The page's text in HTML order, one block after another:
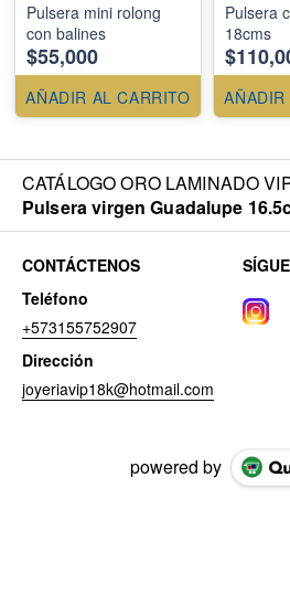
Pulsera mini rolong
con balines
$55,000
AÑADIR AL CARRITO
Pulsera
18cms
CATÁLOGO ORO LAMINADO
Pulsera virgen Guadalupe
CONTÁCTENOS
Teléfono
+573155752907
Dirección
joyeriavip18k@hotmail.com
powered by